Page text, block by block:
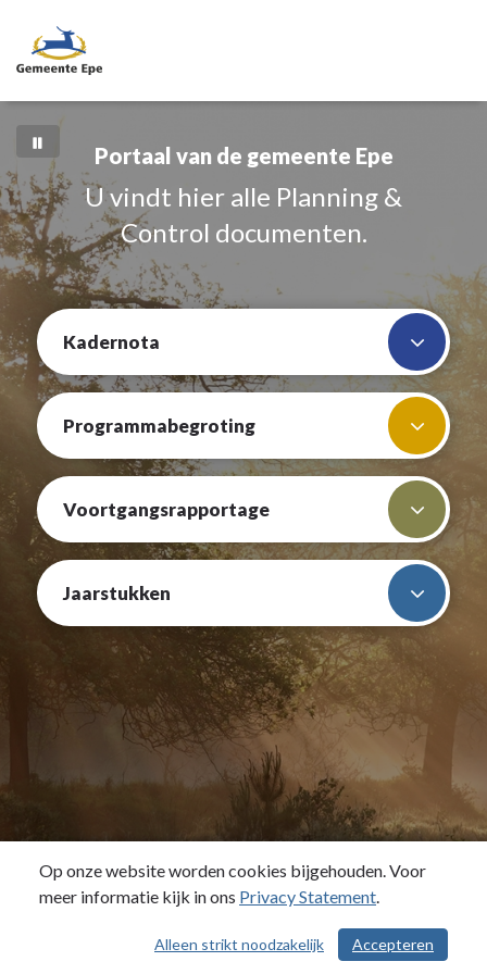
Portaal van de gemeente Epe
U vindt hier alle Planning &
Control documenten.
Kadernota
Programmabegroting
Voortgangsrapportage
Jaarstukken
Op onze website worden cookies bijgehouden. Voor
meer informatie kijk in ons Privacy Statement.
Accepteren
Alleen strikt noodzakelijk